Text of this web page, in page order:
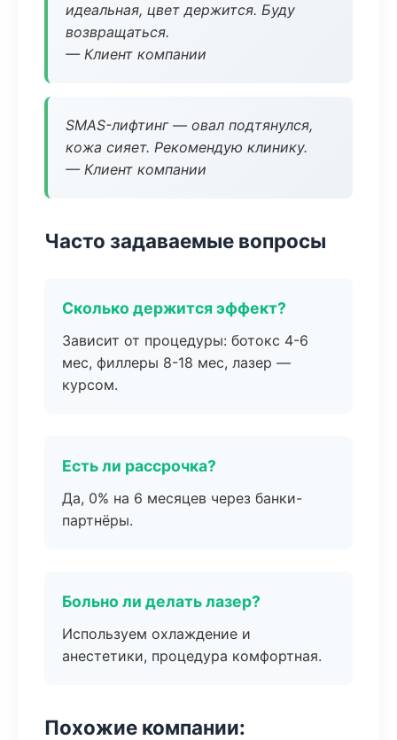
идеальная, цвет держится. Буду
возвращаться.
— Клиент компании
SMAS-лифтинг — овал подтянулся,
кожа сияет. Рекомендую клинику.
— Клиент компании
Часто задаваемые вопросы
Сколько держится эффект?
Зависит от процедуры: ботокс 4-6
мес, филлеры 8-18 мес, лазер —
курсом.
Есть ли рассрочка?
Да, 0% на 6 месяцев через банки-
партнёры.
Больно ли делать лазер?
Используем охлаждение и
анестетики, процедура комфортная.
Похожие компании: